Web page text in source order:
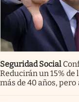
Seguridad Social
Reducirán un 15%
más de 40 años,